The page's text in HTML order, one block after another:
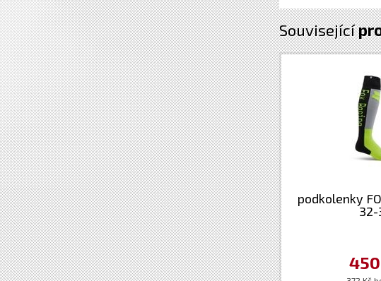
Související
podkolenky
32-